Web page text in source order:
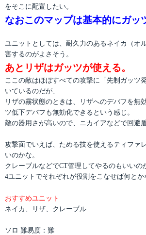
をそこに配置したい。
なおこのマップは基本的にガッ
ユニットとしては、耐久力のあるネイカ（オ
害するのがよさそう。
あとリザはガッツが使える。
ここの敵はほぼすべての攻撃に「先制ガッツ
いているのだが、
リザの霧状態のときは、リザへのデバフを無
ツ低下デバフも無効化できるという感じ。
敵の器用さが高いので、ニカイアなどで回避
攻撃面でいえば、ためる技を使えるティファ
いのかな。
クレーブルなどでCT管理してやるのもいいの
4ユニットでそれぞれが役割をこなせば何とか
おすすめユニット
ネイカ、リザ、クレーブル
ソロ 難易度：難